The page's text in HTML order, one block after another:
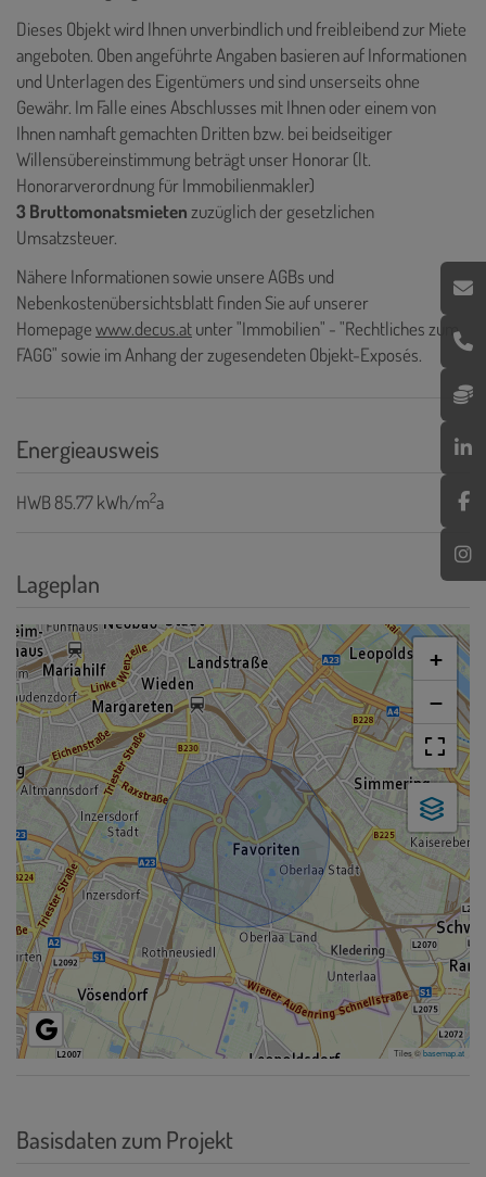
Dieses Objekt wird Ihnen unverbindlich und freibleibend zur Miete
angeboten. Oben angeführte Angaben basieren auf Informationen
und Unterlagen des Eigentümers und sind unserseits ohne
Gewähr. Im Falle eines Abschlusses mit Ihnen oder einem von
Ihnen namhaft gemachten Dritten bzw. bei beidseitiger
Willensübereinstimmung beträgt unser Honorar (lt.
Honorarverordnung für Immobilienmakler)
3 Bruttomonatsmietenzuzüglich der gesetzlichen
Umsatzsteuer.
Nähere Informationen sowie unsere AGBs und
Nebenkostenübersichtsblatt finden Sie auf unserer
Homepagewww.decus.atunter "Immobilien" - "Rechtliches zum
FAGG" sowie im Anhang der zugesendeten Objekt-Exposés.
Energieausweis
HWB85.77 kWh/m2a
Lageplan
+
−
Tiles ©basemap.at
Basisdaten zum Projekt